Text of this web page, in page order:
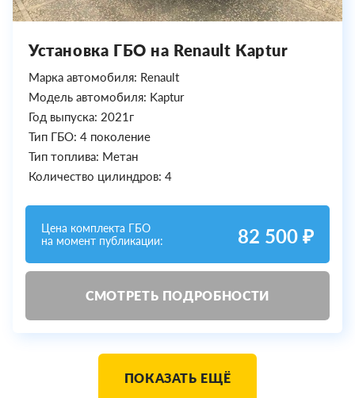
Установка ГБО на Renault Kaptur
Марка автомобиля: Renault
Модель автомобиля: Kaptur
Год выпуска: 2021г
Тип ГБО: 4 поколение
Тип топлива: Метан
Количество цилиндров: 4
Цена комплекта ГБО
на момент публикации:
82 500 ₽
СМОТРЕТЬ ПОДРОБНОСТИ
ПОКАЗАТЬ ЕЩЁ